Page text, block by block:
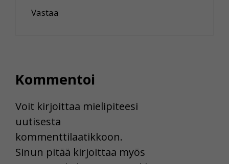
Vastaa
Kommentoi
Voit kirjoittaa mielipiteesi
uutisesta
kommenttilaatikkoon.
Sinun pitää kirjoittaa myös